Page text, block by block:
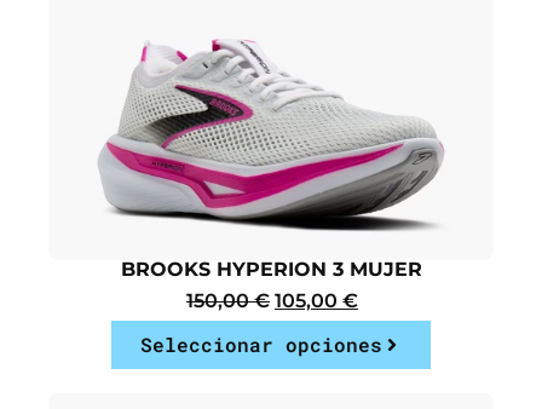
BROOKS HYPERION 3 MUJER
150,00€ 105,00 €
Seleccionar opciones